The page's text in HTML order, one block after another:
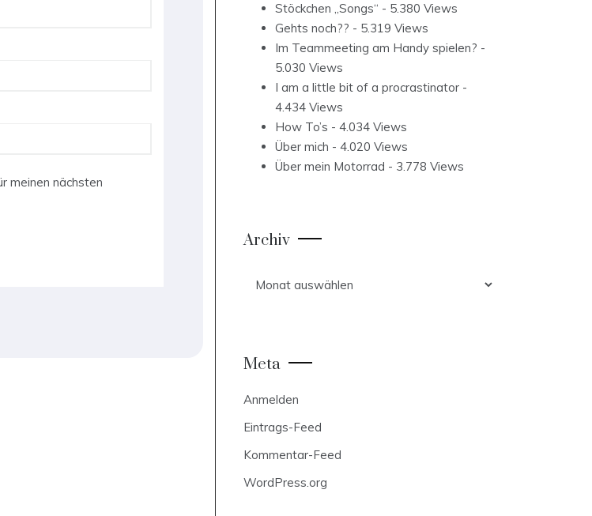
meinen nächsten
Stöckchen „Songs“ - 5.380 Views
Gehts noch?? - 5.319 Views
Im Teammeeting am Handy spielen? -
5.030 Views
I am a little bit of a procrastinator -
4.434 Views
How To’s - 4.034 Views
Über mich - 4.020 Views
Über mein Motorrad - 3.778 Views
Archiv
Meta
Anmelden
Eintrags-Feed
Kommentar-Feed
WordPress.org